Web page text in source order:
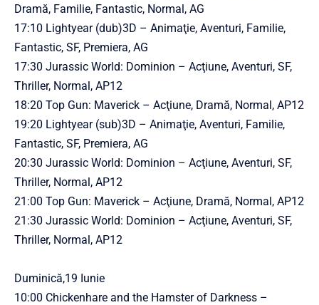
Dramă, Familie, Fantastic, Normal, AG
17:10 Lightyear (dub)3D – Animaţie, Aventuri, Familie,
Fantastic, SF, Premiera, AG
17:30 Jurassic World: Dominion – Acţiune, Aventuri, SF,
Thriller, Normal, AP12
18:20 Top Gun: Maverick – Acţiune, Dramă, Normal, AP12
19:20 Lightyear (sub)3D – Animaţie, Aventuri, Familie,
Fantastic, SF, Premiera, AG
20:30 Jurassic World: Dominion – Acţiune, Aventuri, SF,
Thriller, Normal, AP12
21:00 Top Gun: Maverick – Acţiune, Dramă, Normal, AP12
21:30 Jurassic World: Dominion – Acţiune, Aventuri, SF,
Thriller, Normal, AP12
Duminică,19 Iunie
10:00 Chickenhare and the Hamster of Darkness –